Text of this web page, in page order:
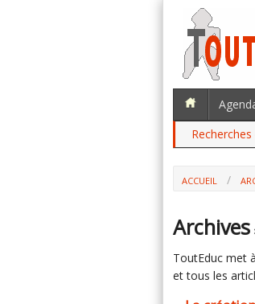
ACCUEIL
L'UNICEF
Archives
ToutEduc met
et tous les